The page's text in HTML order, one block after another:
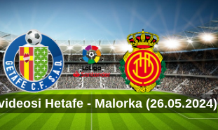
Hetafe - Malorka (26.05.2024)